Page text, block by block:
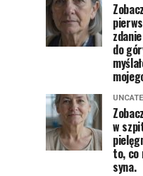
do
w
to, co
syna.